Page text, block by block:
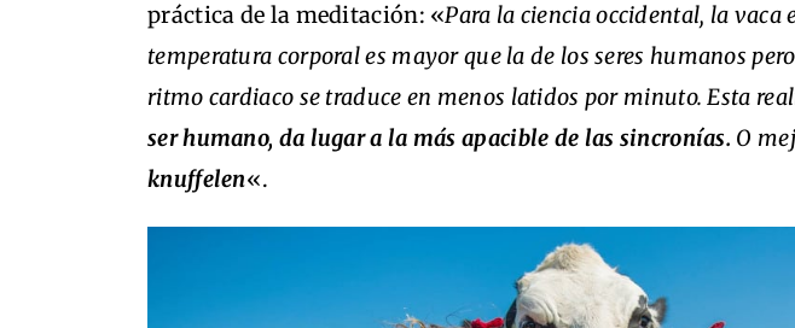
práctica de la meditación: «Para la ciencia occidental, la vaca
temperatura corporal es mayor que la de los seres humanos
ritmo cardiaco se traduce en menos latidos por minuto. Esta
ser humano, da lugar a la más apacible de las sincronías. O
knuffelen«.